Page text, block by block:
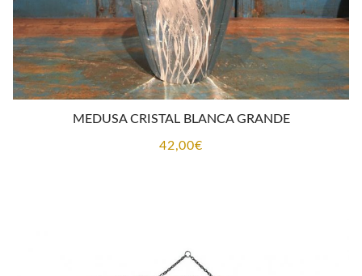
MEDUSA CRISTAL BLANCA GRANDE
42,00€